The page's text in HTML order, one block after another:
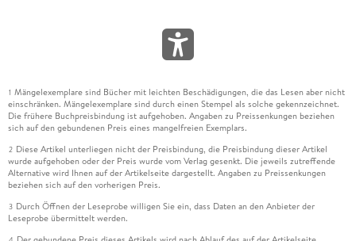
1 Mängelexemplare sind Bücher mit leichten Beschädigungen, die das Lesen aber nicht
einschränken. Mängelexemplare sind durch einen Stempel als solche gekennzeichnet.
Die frühere Buchpreisbindung ist aufgehoben. Angaben zu Preissenkungen beziehen
sich auf den gebundenen Preis eines mangelfreien Exemplars.
2 Diese Artikel unterliegen nicht der Preisbindung, die Preisbindung dieser Artikel
wurde aufgehoben oder der Preis wurde vom Verlag gesenkt. Die jeweils zutreffende
Alternative wird Ihnen auf der Artikelseite dargestellt. Angaben zu Preissenkungen
beziehen sich auf den vorherigen Preis.
3 Durch Öffnen der Leseprobe willigen Sie ein, dass Daten an den Anbieter der
Leseprobe übermittelt werden.